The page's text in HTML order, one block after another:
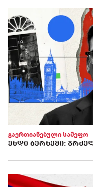
გაერთიანებული სამეფო
ᲔᲜᲓᲘ ᲑᲔᲠᲜᲔᲛᲘ: